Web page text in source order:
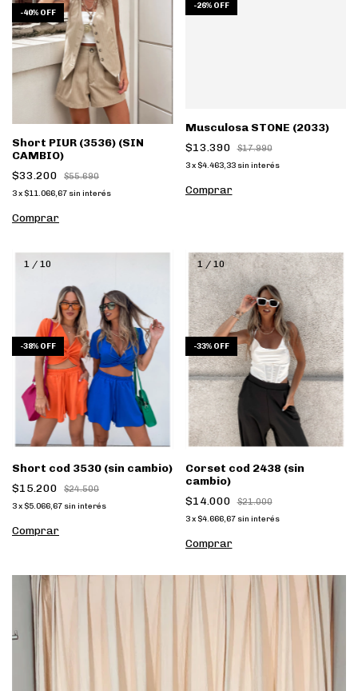
-40% OFF
Short PIUR (3536) (SIN
CAMBIO)
$33.200
$55.690
3x $11.066,67 sin interés
Comprar
-26% OFF
Musculosa STONE (2033)
$13.390
$17.990
3 x $4.463,33 sin interés
Comprar
1 / 10
-38% OFF
Short cod 3530 (sin cambio)
$15.200
$24.500
3x $5.066,67 sin interés
Comprar
1 / 10
-33% OFF
Corset cod 2438 (sin
cambio)
$14.000
$21.000
3 x $4.666,67 sin interés
Comprar